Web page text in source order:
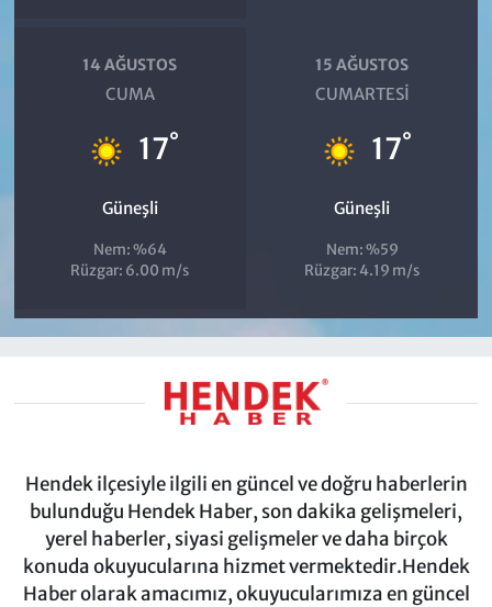
14 AĞUSTOS
CUMA
17°
Güneşli
Nem: %64
Rüzgar: 6.00 m/s
15 AĞUSTOS
CUMARTESI
17°
Güneşli
Nem: %59
Rüzgar: 4.19 m/s
Hendek ilçesiyle ilgili en güncel ve doğru haberlerin
bulunduğu Hendek Haber, son dakika gelişmeleri,
yerel haberler, siyasi gelişmeler ve daha birçok
konuda okuyucularına hizmet vermektedir.Hendek
Haber olarak amacımız, okuyucularımıza en güncel